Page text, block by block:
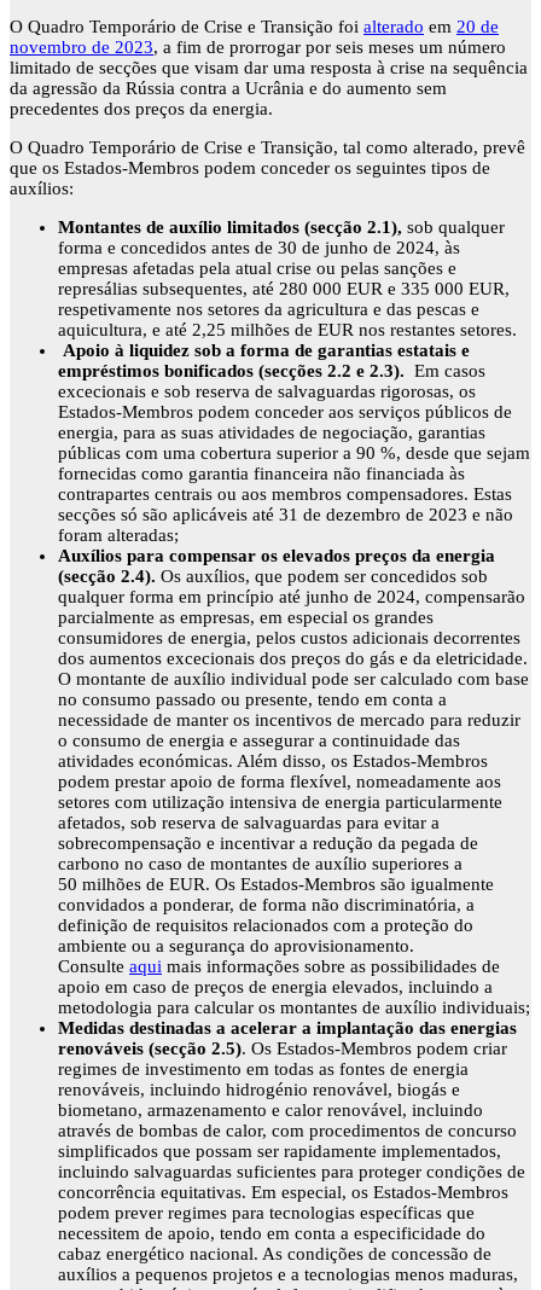
O Quadro Temporário de Crise e Transição foi alterado em 20 de
novembro de 2023, a fim de prorrogar por seis meses um número
limitado de secções que visam dar uma resposta à crise na sequência
da agressão da Rússia contra a Ucrânia e do aumento sem
precedentes dos preços da energia.
O Quadro Temporário de Crise e Transição, tal como alterado, prevê
que os Estados-Membros podem conceder os seguintes tipos de
auxílios:
Montantes de auxílio limitados (secção 2.1), sob qualquer
forma e concedidos antes de 30 de junho de 2024, às
empresas afetadas pela atual crise ou pelas sanções e
represálias subsequentes, até 280 000 EUR e 335 000 EUR,
respetivamente nos setores da agricultura e das pescas e
aquicultura, e até 2,25 milhões de EUR nos restantes setores.
Apoio à liquidez sob a forma de garantias estatais e
empréstimos bonificados (secções 2.2 e 2.3). Em casos
excecionais e sob reserva de salvaguardas rigorosas, os
Estados-Membros podem conceder aos serviços públicos de
energia, para as suas atividades de negociação, garantias
públicas com uma cobertura superior a 90 %, desde que sejam
fornecidas como garantia financeira não financiada às
contrapartes centrais ou aos membros compensadores. Estas
secções só são aplicáveis até 31 de dezembro de 2023 e não
foram alteradas;
Auxílios para compensar os elevados preços da energia
(secção 2.4). Os auxílios, que podem ser concedidos sob
qualquer forma em princípio até junho de 2024, compensarão
parcialmente as empresas, em especial os grandes
consumidores de energia, pelos custos adicionais decorrentes
dos aumentos excecionais dos preços do gás e da eletricidade.
O montante de auxílio individual pode ser calculado com base
no consumo passado ou presente, tendo em conta a
necessidade de manter os incentivos de mercado para reduzir
o consumo de energia e assegurar a continuidade das
atividades económicas. Além disso, os Estados-Membros
podem prestar apoio de forma flexível, nomeadamente aos
setores com utilização intensiva de energia particularmente
afetados, sob reserva de salvaguardas para evitar a
sobrecompensação e incentivar a redução da pegada de
carbono no caso de montantes de auxílio superiores a
50 milhões de EUR. Os Estados-Membros são igualmente
convidados a ponderar, de forma não discriminatória, a
definição de requisitos relacionados com a proteção do
ambiente ou a segurança do aprovisionamento.
Consulte aqui mais informações sobre as possibilidades de
apoio em caso de preços de energia elevados, incluindo a
metodologia para calcular os montantes de auxílio individuais;
Medidas destinadas a acelerar a implantação das energias
renováveis (secção 2.5). Os Estados-Membros podem criar
regimes de investimento em todas as fontes de energia
renováveis, incluindo hidrogénio renovável, biogás e
biometano, armazenamento e calor renovável, incluindo
através de bombas de calor, com procedimentos de concurso
simplificados que possam ser rapidamente implementados,
incluindo salvaguardas suficientes para proteger condições de
concorrência equitativas. Em especial, os Estados-Membros
podem prever regimes para tecnologias específicas que
necessitem de apoio, tendo em conta a especificidade do
cabaz energético nacional. As condições de concessão de
auxílios a pequenos projetos e a tecnologias menos maduras,